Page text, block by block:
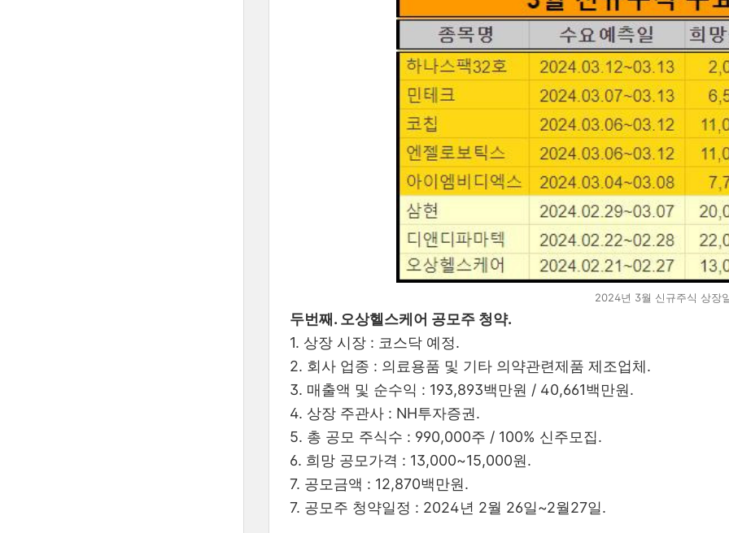
2024년 3월 신규주식 상장
두번째. 오상헬스케어 공모주 청약.
1. 상장 시장 : 코스닥 예정.
2. 회사 업종 : 의료용품 및 기타 의약관련제품 제조업체.
3. 매출액 및 순수익 : 193,893백만원 / 40,661백만원.
4. 상장 주관사 : NH투자증권.
5. 총 공모 주식수 : 990,000주 / 100% 신주모집.
6. 희망 공모가격 : 13,000~15,000원.
7. 공모금액 : 12,870백만원.
7. 공모주 청약일정 : 2024년 2월 26일~2월27일.